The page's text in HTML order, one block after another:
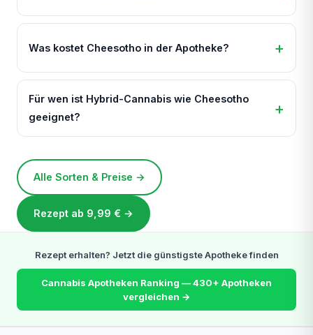
Was kostet Cheesotho in der Apotheke?
Für wen ist Hybrid-Cannabis wie Cheesotho
geeignet?
Alle Sorten & Preise →
Rezept ab 9,99 € →
Rezept erhalten? Jetzt die günstigste Apotheke finden
Cannabis Apotheken Ranking — 430+ Apotheken
vergleichen →